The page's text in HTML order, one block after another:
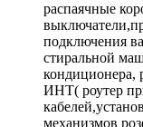
распаячные
подключения
стиральной
кондиционера,
ИНТ( роутер
механизмов